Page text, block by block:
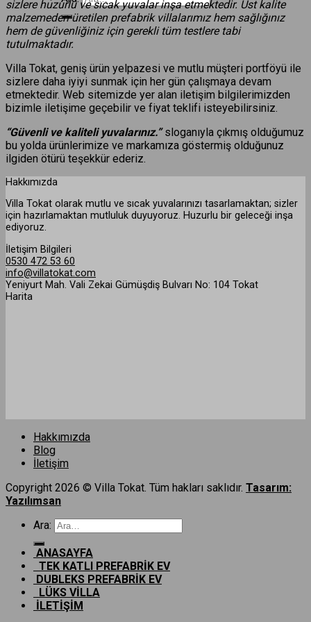
sizlere huzurlu ve sıcak yuvalar inşa etmektedir. Üst kalite
malzemeden üretilen prefabrik villalarımız hem sağlığınız
hem de güvenliğiniz için gerekli tüm testlere tabi
tutulmaktadır.
Villa Tokat, geniş ürün yelpazesi ve mutlu müşteri portföyü ile
sizlere daha iyiyi sunmak için her gün çalışmaya devam
etmektedir. Web sitemizde yer alan iletişim bilgilerimizden
bizimle iletişime geçebilir ve fiyat teklifi isteyebilirsiniz.
“Güvenli ve kaliteli yuvalarınız.”sloganıyla çıkmış olduğumuz
bu yolda ürünlerimize ve markamıza göstermiş olduğunuz
ilgiden ötürü teşekkür ederiz.
Hakkımızda
Villa Tokat olarak mutlu ve sıcak yuvalarınızı tasarlamaktan; sizler
için hazırlamaktan mutluluk duyuyoruz. Huzurlu bir geleceği inşa
ediyoruz.
İletişim Bilgileri
0530 472 53 60
info@villatokat.com
Yeniyurt Mah. Vali Zekai Gümüşdiş Bulvarı No: 104 Tokat
Harita
Hakkımızda
Blog
İletişim
Copyright 2026 © Villa Tokat. Tüm hakları saklıdır. Tasarım:
Yazılımsan
Ara:
ANASAYFA
TEK KATLI PREFABRİK EV
DUBLEKS PREFABRİK EV
LÜKS VİLLA
İLETİŞİM